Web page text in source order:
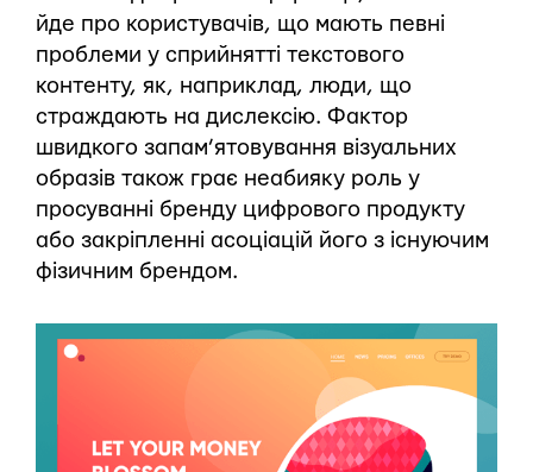
йде про користувачів, що мають певні
проблеми у сприйнятті текстового
контенту, як, наприклад, люди, що
страждають на дислексію. Фактор
швидкого запам’ятовування візуальних
образів також грає неабияку роль у
просуванні бренду цифрового продукту
або закріпленні асоціацій його з існуючим
фізичним брендом.